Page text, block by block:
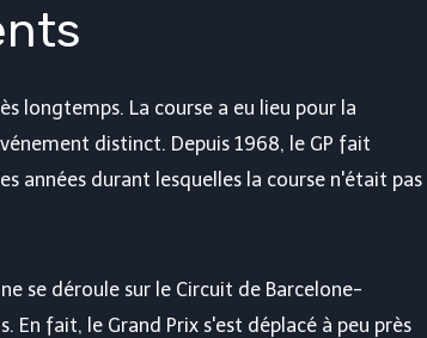
longtemps. La course a eu lieu pour la
distinct. Depuis 1968, le GP fait
années durant lesquelles la course n'était pas
se déroule sur le Circuit de Barcelone-
En fait, le Grand Prix s'est déplacé à peu près